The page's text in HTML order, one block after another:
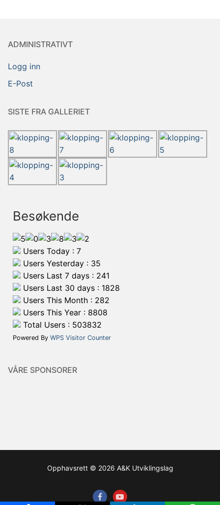
ADMINISTRATIVT
Logg inn
E-Post
SISTE FRA GALLERIET
Besøkende
Users Today : 7
Users Yesterday : 35
Users Last 7 days : 241
Users Last 30 days : 1828
Users This Month : 282
Users This Year : 8808
Total Users : 503832
Powered By WPS Visitor Counter
VÅRE SPONSORER
Opphavsrett © 2026 A&K Utviklingslag